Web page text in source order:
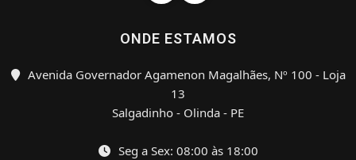
ONDE ESTAMOS
Avenida Governador Agamenon Magalhães, Nº 100 - Loja
13
Salgadinho - Olinda - PE
Seg a Sex: 08:00 às 18:00